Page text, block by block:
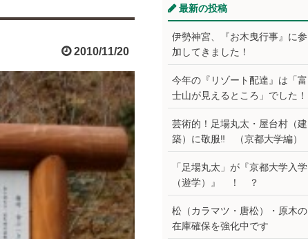
2010/11/20
最新の投稿
伊勢神宮、『お木曳行事』に参
加してきました！
今年の『リゾート配達』は「富
士山が見えるところ」でした！
芸術的！足場丸太・屋台村（建
築）に敬服‼ （京都大学編）
「足場丸太」が『京都大学入学
（遊学）』 ！ ？
松（カラマツ・唐松）・原木の
在庫確保を強化中です